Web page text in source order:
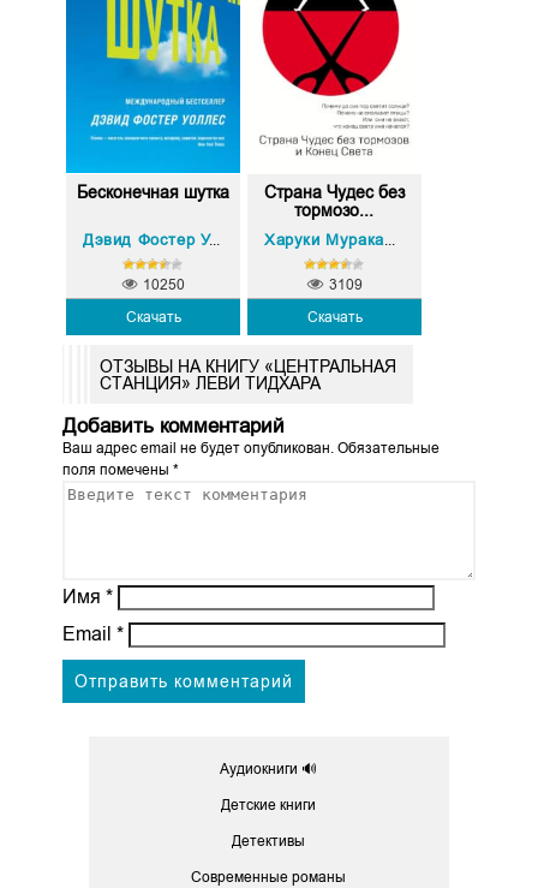
Бесконечная шутка
Дэвид Фостер Уоллес
Скачать
10250
Страна Чудес без
тормозо...
Харуки Мураками
Скачать
3109
ОТЗЫВЫ НА КНИГУ «ЦЕНТРАЛЬНАЯ
СТАНЦИЯ» ЛЕВИ ТИДХАРА
Добавить комментарий
Ваш адрес email не будет опубликован.Обязательные
поля помечены *
Имя *
Email *
Аудиокниги 🔊
Детские книги
Детективы
Современные романы